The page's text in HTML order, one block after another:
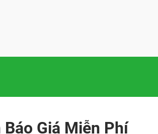
Báo Giá Miễn Phí